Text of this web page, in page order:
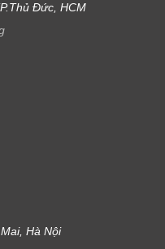
Đức, HCM
Hà Nội